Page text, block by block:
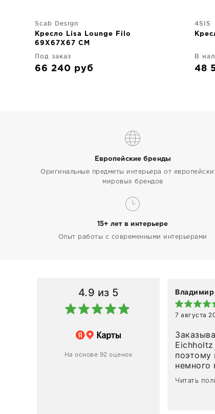
Scab Design
Кресло Lisa Lounge Filo
69X67X67 CM
Под заказ
66 240 руб
4SIS
В
48
Европейские бренды
Оригинальные предметы интерьера от
мировых брендов
15+ лет в интерьере
Опыт работы с современными интерьерами
4.9 из 5
На основе 92 оценок
Владимир
7 августа
поэтому
немного
время, без
Читать